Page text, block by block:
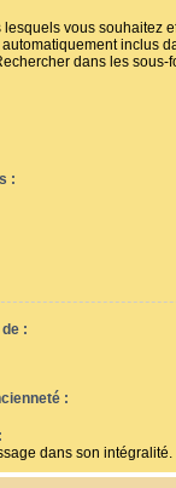
vous souhaitez
inclus
dans les sous-
:
:
:
dans son intégralité.